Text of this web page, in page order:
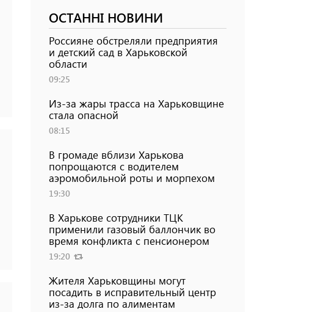
ОСТАННІ НОВИНИ
Россияне обстреляли предприятия
и детский сад в Харьковской
области
09:25
Из-за жары трасса на Харьковщине
стала опасной
08:15
В громаде вблизи Харькова
попрощаются с водителем
аэромобильной роты и морпехом
19:30
В Харькове сотрудники ТЦК
применили газовый баллончик во
время конфликта с пенсионером
19:20
Жителя Харьковщины могут
посадить в исправительный центр
из-за долга по алиментам